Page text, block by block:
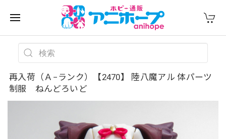
再入荷（Ａ−ランク）【2470】 陸八魔アル 体パーツ
制服 ねんどろいど